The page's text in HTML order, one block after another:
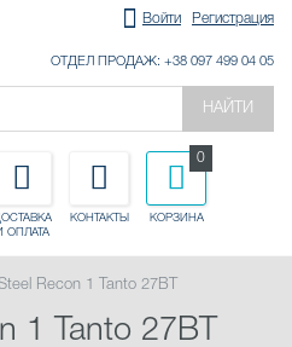
Войти Регистрация
ОТДЕЛ ПРОДАЖ: +38 097 499 04 05
НАЙТИ
ОПЛАТА
КОНТАКТЫ КОРЗИНА
0
Recon 1 Tanto 27BT
1 Tanto 27BT